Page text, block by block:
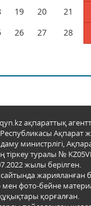
19 20 21
26 27 28
ақпараттық
Ақпарат
министрлігі,
тіркеу туралы №
жылы берілген.
сайтында жарияланған
мен фото-бейне
қорғалған.